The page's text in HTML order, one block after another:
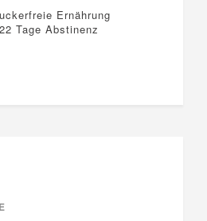
Ernährung
Tage Abstinenz